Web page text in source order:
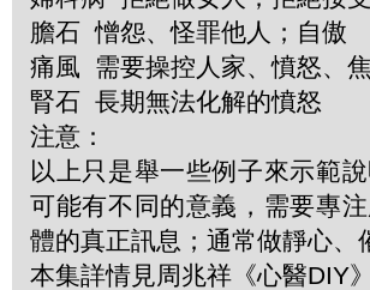
膽石 憎怨、怪罪他人；自傲
痛風 需要操控人家、憤怒、
腎石 長期無法化解的憤怒
注意：
以上只是舉一些例子來示範
可能有不同的意義，需要專
體的真正訊息；通常做靜心、
本集詳情見周兆祥《心醫DIY